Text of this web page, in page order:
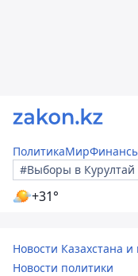
ПолитикаМир
#Выборы в Курултай
+31°
Новости Казахстана
Новости политики